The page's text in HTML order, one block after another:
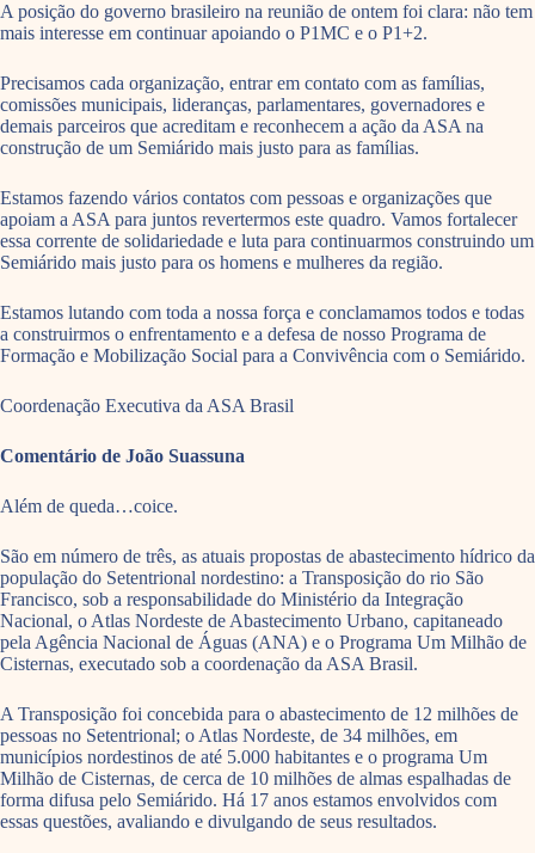
A posição do governo brasileiro na reunião de ontem foi clara: não tem
mais interesse em continuar apoiando o P1MC e o P1+2.
Precisamos cada organização, entrar em contato com as famílias,
comissões municipais, lideranças, parlamentares, governadores e
demais parceiros que acreditam e reconhecem a ação da ASA na
construção de um Semiárido mais justo para as famílias.
Estamos fazendo vários contatos com pessoas e organizações que
apoiam a ASA para juntos revertermos este quadro. Vamos fortalecer
essa corrente de solidariedade e luta para continuarmos construindo um
Semiárido mais justo para os homens e mulheres da região.
Estamos lutando com toda a nossa força e conclamamos todos e todas
a construirmos o enfrentamento e a defesa de nosso Programa de
Formação e Mobilização Social para a Convivência com o Semiárido.
Coordenação Executiva da ASA Brasil
Comentário de João Suassuna
Além de queda…coice.
São em número de três, as atuais propostas de abastecimento hídrico da
população do Setentrional nordestino: a Transposição do rio São
Francisco, sob a responsabilidade do Ministério da Integração
Nacional, o Atlas Nordeste de Abastecimento Urbano, capitaneado
pela Agência Nacional de Águas (ANA) e o Programa Um Milhão de
Cisternas, executado sob a coordenação da ASA Brasil.
A Transposição foi concebida para o abastecimento de 12 milhões de
pessoas no Setentrional; o Atlas Nordeste, de 34 milhões, em
municípios nordestinos de até 5.000 habitantes e o programa Um
Milhão de Cisternas, de cerca de 10 milhões de almas espalhadas de
forma difusa pelo Semiárido. Há 17 anos estamos envolvidos com
essas questões, avaliando e divulgando de seus resultados.